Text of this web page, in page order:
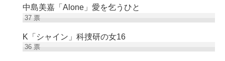
中島美嘉「Alone」愛を乞うひと
37票
K「シャイン」科捜研の女16
36票